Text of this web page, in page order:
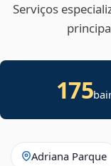
Serviços
175
Adriana Parque